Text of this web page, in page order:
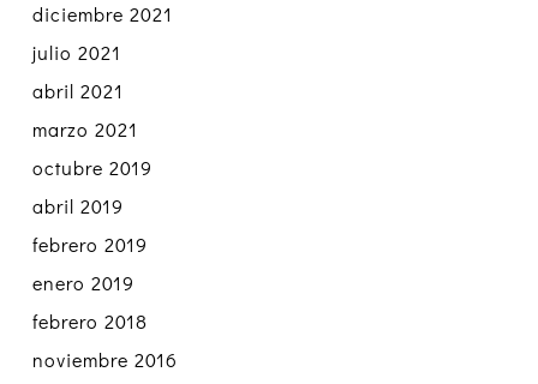
diciembre 2021
julio 2021
abril 2021
marzo 2021
octubre 2019
abril 2019
febrero 2019
enero 2019
febrero 2018
noviembre 2016